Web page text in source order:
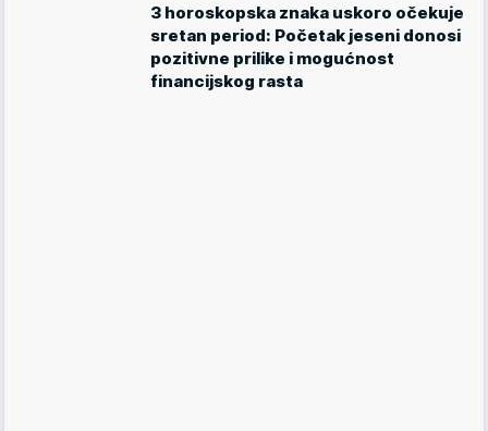
3 horoskopska znaka uskoro očekuje
sretan period: Početak jeseni donosi
pozitivne prilike i mogućnost
financijskog rasta